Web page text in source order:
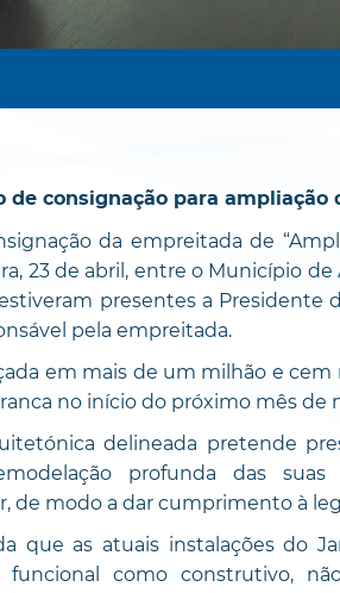
de consignação para ampliação
da empreitada de
23 de abril, entre o Município de
presentes a Presidente
pela empreitada.
em mais de um milhão e
no início do próximo mês de
delineada pretende
profunda das
de modo a dar cumprimento à
que as atuais instalações do
como construtivo,